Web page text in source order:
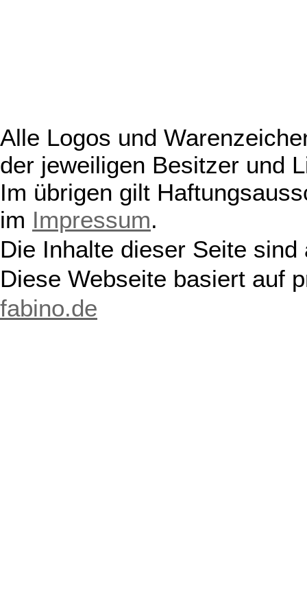
Alle Logos und
der jeweiligen Besitzer und
Im übrigen gilt
im Impressum.
Die Inhalte dieser Seite
Diese Webseite basiert auf
fabino.de